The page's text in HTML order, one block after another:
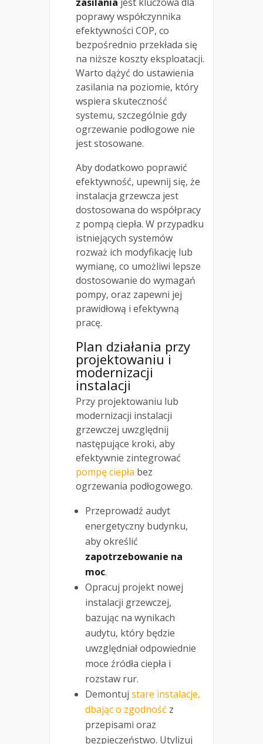
poprawy współczynnika
efektywności COP, co
bezpośrednio przekłada się
na niższe koszty eksploatacji.
Warto dążyć do ustawienia
zasilania na poziomie, który
wspiera skuteczność
systemu, szczególnie gdy
ogrzewanie podłogowe nie
jest stosowane.
Aby dodatkowo poprawić
efektywność, upewnij się, że
instalacja grzewcza jest
dostosowana do współpracy
z pompą ciepła. W przypadku
istniejących systemów
rozważ ich modyfikację lub
wymianę, co umożliwi lepsze
dostosowanie do wymagań
pompy, oraz zapewni jej
prawidłową i efektywną
pracę.
Plan działania przy
projektowaniu i
modernizacji
instalacji
Przy projektowaniu lub
modernizacji instalacji
grzewczej uwzględnij
następujące kroki, aby
efektywnie zintegrować
pompę ciepła bez
ogrzewania podłogowego.
Przeprowadź audyt
energetyczny budynku,
aby określić
zapotrzebowanie na
moc.
Opracuj projekt nowej
instalacji grzewczej,
bazując na wynikach
audytu, który będzie
uwzględniał odpowiednie
moce źródła ciepła i
rozstaw rur.
Demontuj stare instalacje,
dbając o zgodność z
przepisami oraz
bezpieczeństwo. Utylizuj